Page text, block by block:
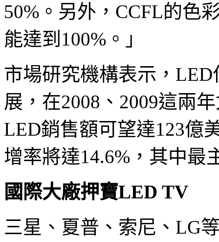
50%。另外，CCFL的色
能達到100%。」
市場研究機構表示，
展，在2008、2009這兩
LED銷售額可望達123億
增率將達14.6%，其中最
國際大廠押寶LED TV
三星、夏普、索尼、LG